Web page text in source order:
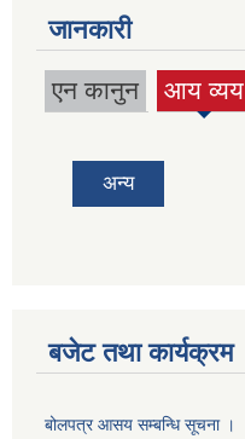
जानकारी
एन कानुन आय व्यय
(active
अन्य
बजेट तथा कार्यक्रम
बोलपत्र आसय सम्बन्धि सूचना ।